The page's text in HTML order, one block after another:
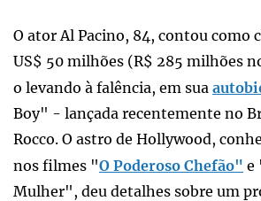
O ator Al Pacino, 84, contou como
US$ 50 milhões (R$ 285 milhões
o levando à falência, em sua
Boy" - lançada recentemente no
Rocco. O astro de Hollywood,
nos filmes "O Poderoso Chefão" e
Mulher", deu detalhes sobre um